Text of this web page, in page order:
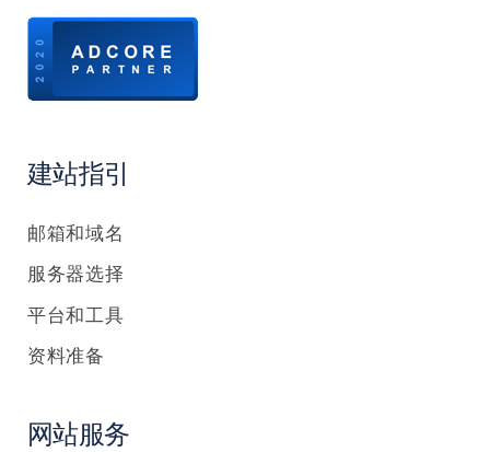
建站指引
邮箱和域名
服务器选择
平台和工具
资料准备
网站服务